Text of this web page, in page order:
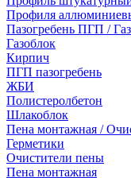
Профиля
Пазогребень ПГП /
Газоблок
Кирпич
ПГП пазогребень
ЖБИ
Полистеролбетон
Шлакоблок
Пена монтажная /
Герметики
Очистители пены
Пена монтажная